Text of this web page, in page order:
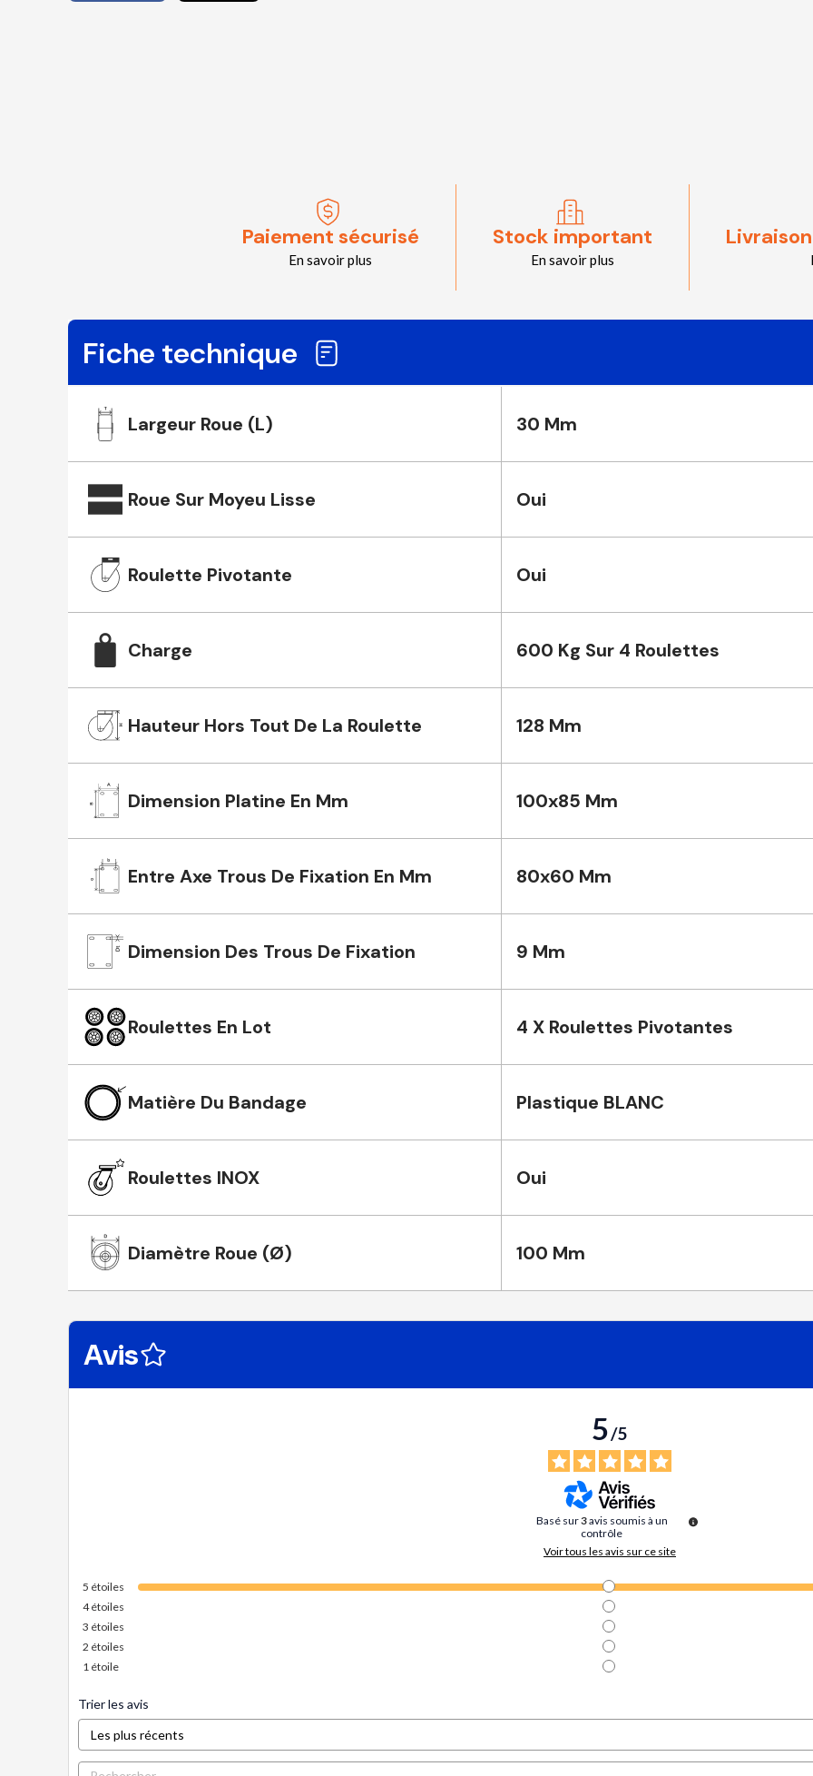
Paiement sécurisé
En savoir plus
Stock important
En savoir plus
Fiche technique
Largeur Roue (L) 30 Mm
Roue Sur Moyeu Lisse Oui
Roulette Pivotante Oui
Charge 600 Kg Sur 4 Roulettes
Hauteur Hors Tout De La Roulette 128 Mm
Dimension Platine En Mm 100x85 Mm
Entre Axe Trous De Fixation En Mm 80x60 Mm
Dimension Des Trous De Fixation 9 Mm
Roulettes En Lot 4 X Roulettes Pivotantes
Matière Du Bandage Plastique BLANC
Roulettes INOX Oui
Diamètre Roue (Ø) 100 Mm
Avis
5/5
Basé sur3avis soumis à un
contrôle
Voir tous les avis sur ce site
5 étoiles
4étoiles
3 étoiles
2 étoiles
1 étoile
Trier les avis